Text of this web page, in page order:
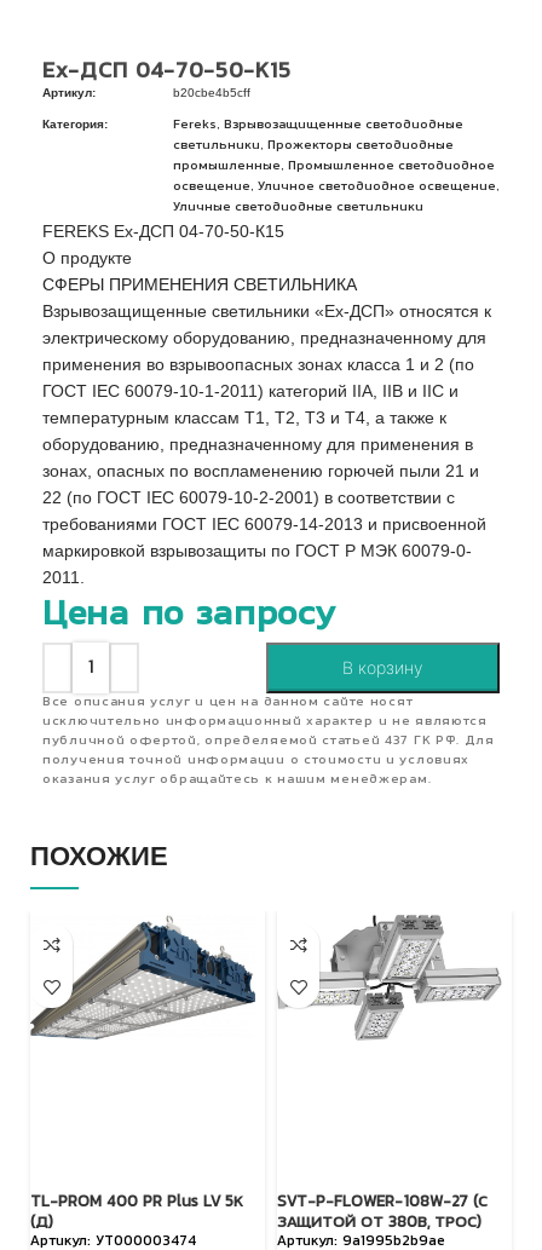
Ex-ДСП 04-70-50-К15
Артикул: b20cbe4b5cff
Категория: Fereks
Взрывозащищенные светодиодные
светильники
Прожекторы светодиодные
промышленные
Промышленное светодиодное
освещение
Уличное светодиодное освещение
Уличные светодиодные светильники
FEREKS Ex-ДСП 04-70-50-К15
О продукте
СФЕРЫ ПРИМЕНЕНИЯ СВЕТИЛЬНИКА
Взрывозащищенные светильники «Ex-ДСП» относятся к
электрическому оборудованию, предназначенному для
применения во взрывоопасных зонах класса 1 и 2 (по
ГОСТ IEC 60079-10-1-2011) категорий IIA, IIB и IIC и
температурным классам Т1, Т2, Т3 и Т4, а также к
оборудованию, предназначенному для применения в
зонах, опасных по воспламенению горючей пыли 21 и
22 (по ГОСТ IEC 60079-10-2-2001) в соответствии с
требованиями ГОСТ IEC 60079-14-2013 и присвоенной
маркировкой взрывозащиты по ГОСТ Р МЭК 60079-0-
2011.
Цена по запросу
В корзину
Все описания услуг и цен на данном сайте носят
исключительно информационный характер и не являются
публичной офертой, определяемой статьей 437 ГК РФ. Для
получения точной информации о стоимости и условиях
оказания услуг обращайтесь к нашим менеджерам.
ПОХОЖИЕ
TL-PROM 400 PR Plus LV 5К
(Д)
УТ000003474
SVT-P-FLOWER-108W-27 (С
ЗАЩИТОЙ ОТ 380В, ТРОС)
9a1995b2b9ae